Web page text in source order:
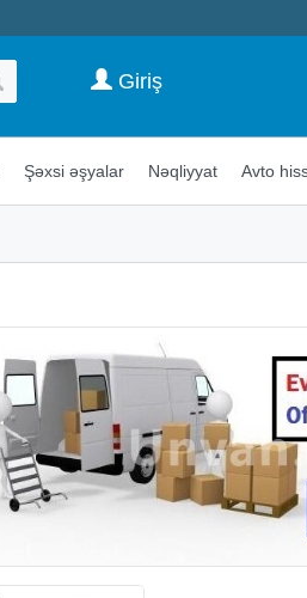
Giriş
Şəxsi əşyalar Nəqliyyat Avto